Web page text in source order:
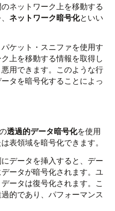
ネットワーク上を移動する
ネットワーク暗号化といい
ケット・スニファを使用す
上を移動する情報を取得し
用できます。このような行
タを暗号化することによっ
透過的データ暗号化を使用
表領域を暗号化できます。
データを挿入すると、デー
ータが暗号化されます。ユ
ータは復号化されます。こ
的であり、パフォーマンス